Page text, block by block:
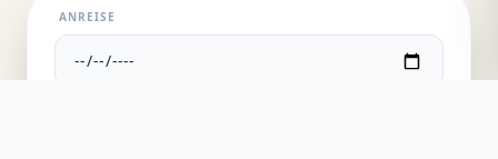
ANREISE